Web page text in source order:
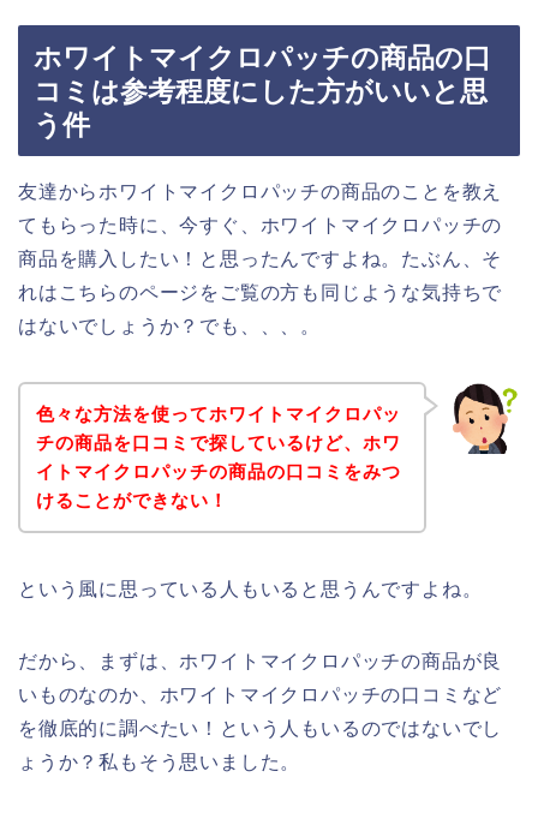
ホワイトマイクロパッチの商品の口
コミは参考程度にした方がいいと思
う件
友達からホワイトマイクロパッチの商品のことを教え
てもらった時に、今すぐ、ホワイトマイクロパッチの
商品を購入したい！と思ったんですよね。たぶん、そ
れはこちらのページをご覧の方も同じような気持ちで
はないでしょうか？でも、、、。
色々な方法を使ってホワイトマイクロパッ
チの商品を口コミで探しているけど、ホワ
イトマイクロパッチの商品の口コミをみつ
けることができない！
という風に思っている人もいると思うんですよね。
だから、まずは、ホワイトマイクロパッチの商品が良
いものなのか、ホワイトマイクロパッチの口コミなど
を徹底的に調べたい！という人もいるのではないでし
ょうか？私もそう思いました。